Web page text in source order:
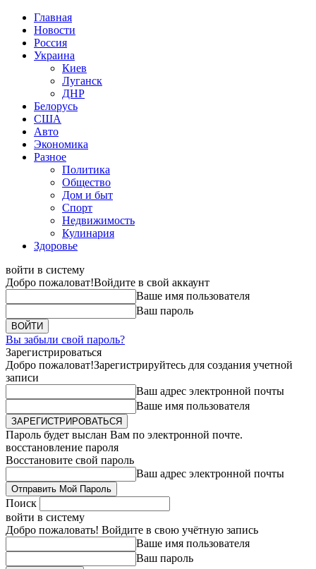
Главная
Новости
Россия
Украина
Киев
Луганск
ДНР
Белорусь
США
Авто
Экономика
Разное
Политика
Общество
Дом и быт
Спорт
Недвижимость
Кулинария
Здоровье
войти в систему
Добро пожаловат!Войдите в свой аккаунт
Ваше имя пользователя
Ваш пароль
Вы забыли свой пароль?
Зарегистрироваться
Добро пожаловат!Зарегистрируйтесь для создания учетной
записи
Ваш адрес электронной почты
Ваше имя пользователя
Пароль будет выслан Вам по электронной почте.
восстановление пароля
Восстановите свой пароль
Ваш адрес электронной почты
Поиск
войти в систему
Добро пожаловать! Войдите в свою учётную запись
Ваше имя пользователя
Ваш пароль